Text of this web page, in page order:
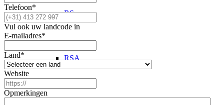
RS
RSA
Telefoon*
Vul ook uw landcode in
E-mailadres*
Land*
Website
Opmerkingen